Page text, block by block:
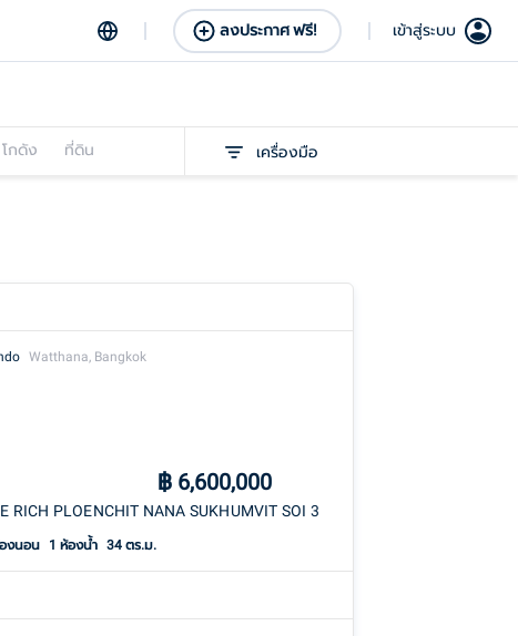
ลงประกาศ ฟรี! เข้าสู่ระบบ
โกดัง ที่ดิน เครื่องมือ
Watthana, Bangkok
฿ 6,600,000
RICH PLOENCHIT NANA SUKHUMVIT SOI 3
งนอน 1 ห้องน้ำ 34 ตร.ม.